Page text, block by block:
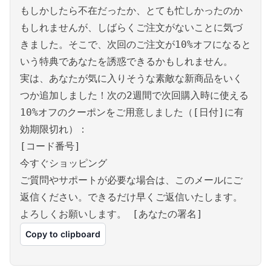
もしかしたら不在だったか、とても忙しかったのか
もしれませんが、しばらくご注文がないことに気づ
きました。そこで、次回のご注文が10%オフになると
いう特典であなたを誘惑できるかもしれません。
実は、あなたが気に入りそうな素敵な新商品をいく
つか追加しました！次の2週間で次回購入時に使える
10%オフのクーポンをご用意しました（[日付]に有
効期限切れ）：
[コード番号]
今すぐショッピング
ご質問やサポートが必要な場合は、このメールにご
返信ください。できるだけ早くご返信いたします。
よろしくお願いします。 [あなたの署名]
Copy to clipboard